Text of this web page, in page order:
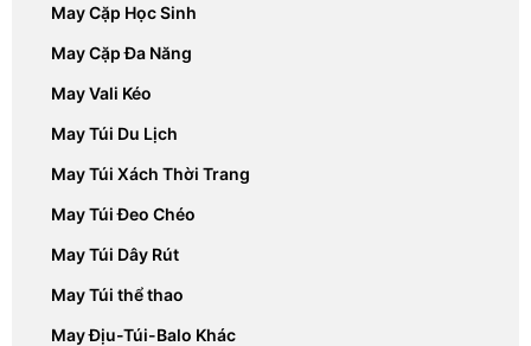
May Cặp Học Sinh
May Cặp Đa Năng
May Vali Kéo
May Túi Du Lịch
May Túi Xách Thời Trang
May Túi Đeo Chéo
May Túi Dây Rút
May Túi thể thao
May Địu-Túi-Balo Khác